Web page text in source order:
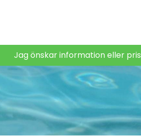
Jag önskar information eller pris